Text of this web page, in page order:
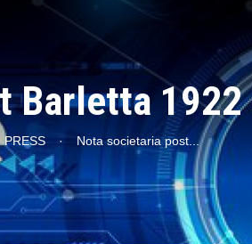
Barletta
PRESS · Nota societaria post...